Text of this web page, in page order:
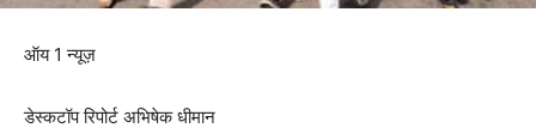
ऑय 1 न्यूज़
डेस्कटॉप रिपोर्ट अभिषेक धीमान